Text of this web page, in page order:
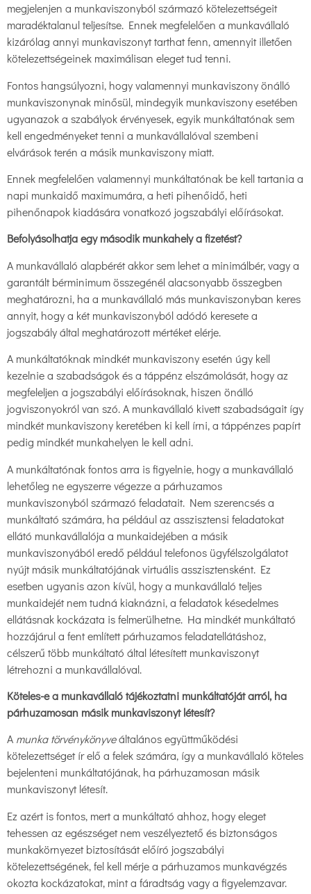
megjelenjen a munkaviszonyból származó kötelezettségeit
maradéktalanul teljesítse. Ennek megfelelően a munkavállaló
kizárólag annyi munkaviszonyt tarthat fenn, amennyit illetően
kötelezettségeinek maximálisan eleget tud tenni.
Fontos hangsúlyozni, hogy valamennyi munkaviszony önálló
munkaviszonynak minősül, mindegyik munkaviszony esetében
ugyanazok a szabályok érvényesek, egyik munkáltatónak sem
kell engedményeket tenni a munkavállalóval szembeni
elvárások terén a másik munkaviszony miatt.
Ennek megfelelően valamennyi munkáltatónak be kell tartania a
napi munkaidő maximumára, a heti pihenőidő, heti
pihenőnapok kiadására vonatkozó jogszabályi előírásokat.
Befolyásolhatja egy második munkahely a fizetést?
A munkavállaló alapbérét akkor sem lehet a minimálbér, vagy a
garantált bérminimum összegénél alacsonyabb összegben
meghatározni, ha a munkavállaló más munkaviszonyban keres
annyit, hogy a két munkaviszonyból adódó keresete a
jogszabály által meghatározott mértéket elérje.
A munkáltatóknak mindkét munkaviszony esetén úgy kell
kezelnie a szabadságok és a táppénz elszámolását, hogy az
megfeleljen a jogszabályi előírásoknak, hiszen önálló
jogviszonyokról van szó. A munkavállaló kivett szabadságait így
mindkét munkaviszony keretében ki kell írni, a táppénzes papírt
pedig mindkét munkahelyen le kell adni.
A munkáltatónak fontos arra is figyelnie, hogy a munkavállaló
lehetőleg ne egyszerre végezze a párhuzamos
munkaviszonyból származó feladatait. Nem szerencsés a
munkáltató számára, ha például az asszisztensi feladatokat
ellátó munkavállalója a munkaidejében a másik
munkaviszonyából eredő például telefonos ügyfélszolgálatot
nyújt másik munkáltatójának virtuális asszisztensként. Ez
esetben ugyanis azon kívül, hogy a munkavállaló teljes
munkaidejét nem tudná kiaknázni, a feladatok késedelmes
ellátásnak kockázata is felmerülhetne. Ha mindkét munkáltató
hozzájárul a fent említett párhuzamos feladatellátáshoz,
célszerű több munkáltató által létesített munkaviszonyt
létrehozni a munkavállalóval.
Köteles-e a munkavállaló tájékoztatni munkáltatóját arról, ha
párhuzamosan másik munkaviszonyt létesít?
A munka törvénykönyveáltalános együttműködési
kötelezettséget ír elő a felek számára, így a munkavállaló köteles
bejelenteni munkáltatójának, ha párhuzamosan másik
munkaviszonyt létesít.
Ez azért is fontos, mert a munkáltató ahhoz, hogy eleget
tehessen az egészséget nem veszélyeztető és biztonságos
munkakörnyezet biztosítását előíró jogszabályi
kötelezettségének, fel kell mérje a párhuzamos munkavégzés
okozta kockázatokat, mint a fáradtság vagy a figyelemzavar.